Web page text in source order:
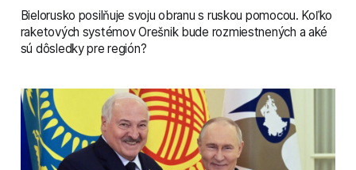
Bielorusko posilňuje svoju obranu s ruskou pomocou. Koľko
raketových systémov Orešnik bude rozmiestnených a aké
sú dôsledky pre región?